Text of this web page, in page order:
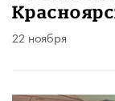
22 ноября